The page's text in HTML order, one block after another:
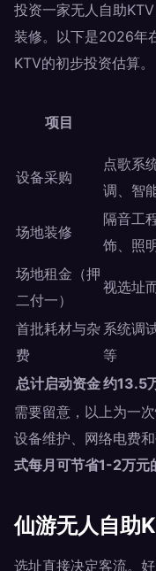
投资一家无人自助
装修。以下是2026年
KTV的初步投资估算。
项目
设备采购
点歌系
调、智
场地装修
隔音工
饰、照
场地租金（押
二付一）
视选址
首批耗材与杂
费
系统调
等
总计启动资金约13.5
需要留意，以上为一
设备维护、网络电费
式每月可节省1-2万元
仙游无人自助
选址直接决定客流。